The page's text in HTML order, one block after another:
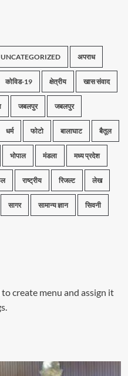
UNCATEGORIZED अपराध
कोविड-19 क्षेत्रीय खास संवाद
जबलपुर जबलपुर
धर्म फोटो बालाघाट बैतूल
भोपाल मंडला मध्य प्रदेश
राष्ट्रीय रिजल्ट लेख
सागर सामान्य ज्ञान सिवनी
create menu and assign it